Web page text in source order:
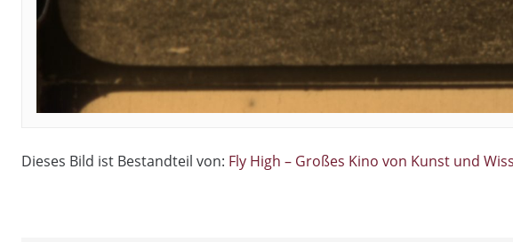
Dieses Bild ist Bestandteil von: Fly High – Großes Kino von Kunst und